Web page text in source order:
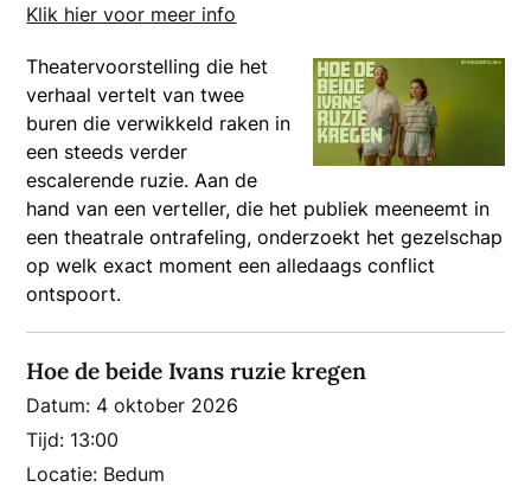
Klik hier voor meer info
Theatervoorstelling die het
verhaal vertelt van twee
buren die verwikkeld raken in
een steeds verder
escalerende ruzie. Aan de
hand van een verteller, die het publiek meeneemt in
een theatrale ontrafeling, onderzoekt het gezelschap
op welk exact moment een alledaags conflict
ontspoort.
Hoe de beide Ivans ruzie kregen
Datum: 4 oktober 2026
Tijd: 13:00
Locatie: Bedum